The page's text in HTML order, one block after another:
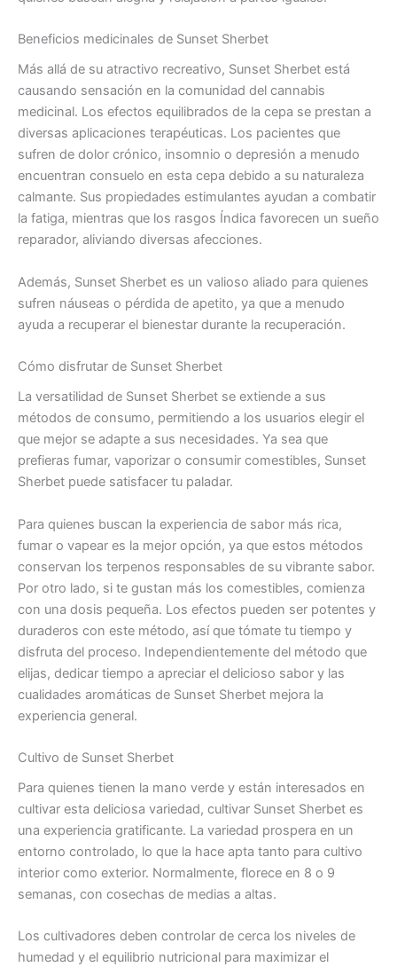
Beneficios medicinales de Sunset Sherbet
Más allá de su atractivo recreativo, Sunset Sherbet está
causando sensación en la comunidad del cannabis
medicinal. Los efectos equilibrados de la cepa se prestan a
diversas aplicaciones terapéuticas. Los pacientes que
sufren de dolor crónico, insomnio o depresión a menudo
encuentran consuelo en esta cepa debido a su naturaleza
calmante. Sus propiedades estimulantes ayudan a combatir
la fatiga, mientras que los rasgos Índica favorecen un sueño
reparador, aliviando diversas afecciones.
Además, Sunset Sherbet es un valioso aliado para quienes
sufren náuseas o pérdida de apetito, ya que a menudo
ayuda a recuperar el bienestar durante la recuperación.
Cómo disfrutar de Sunset Sherbet
La versatilidad de Sunset Sherbet se extiende a sus
métodos de consumo, permitiendo a los usuarios elegir el
que mejor se adapte a sus necesidades. Ya sea que
prefieras fumar, vaporizar o consumir comestibles, Sunset
Sherbet puede satisfacer tu paladar.
Para quienes buscan la experiencia de sabor más rica,
fumar o vapear es la mejor opción, ya que estos métodos
conservan los terpenos responsables de su vibrante sabor.
Por otro lado, si te gustan más los comestibles, comienza
con una dosis pequeña. Los efectos pueden ser potentes y
duraderos con este método, así que tómate tu tiempo y
disfruta del proceso. Independientemente del método que
elijas, dedicar tiempo a apreciar el delicioso sabor y las
cualidades aromáticas de Sunset Sherbet mejora la
experiencia general.
Cultivo de Sunset Sherbet
Para quienes tienen la mano verde y están interesados ​​en
cultivar esta deliciosa variedad, cultivar Sunset Sherbet es
una experiencia gratificante. La variedad prospera en un
entorno controlado, lo que la hace apta tanto para cultivo
interior como exterior. Normalmente, florece en 8 o 9
semanas, con cosechas de medias a altas.
Los cultivadores deben controlar de cerca los niveles de
humedad y el equilibrio nutricional para maximizar el